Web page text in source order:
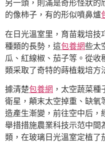
另一頭，則滿是奇形怪狀
的像柿子，有的形似噴鼻爐
在日光溫室里，育苗栽培技
種類的長勢，這包養網些太
瓜、紅線椒、茄子等。從
類采取了奇特的蒔植栽培方
據清楚包養網 ，太空蔬菜
衛星，顛末太空掉重、缺氧
造產生漸變，前往空中后，
舉措措施農業科技示范中間
類，在玻璃日光溫室定植了